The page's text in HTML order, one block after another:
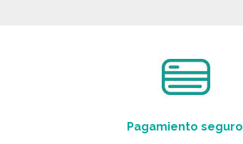
Pagamiento seguro